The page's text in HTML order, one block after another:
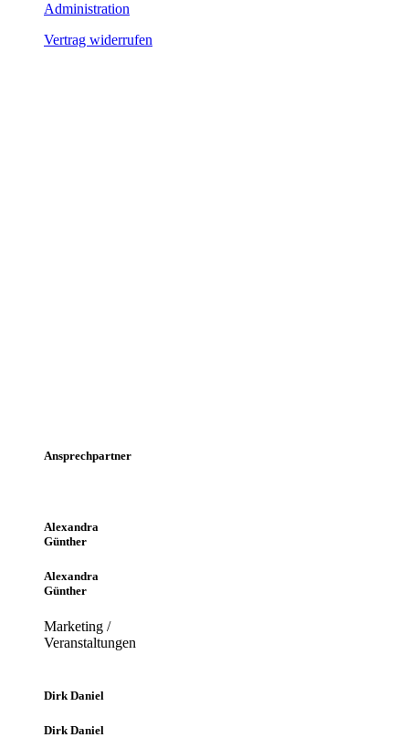
Administration
Vertrag widerrufen
Ansprechpartner
Alexandra
Günther
Alexandra
Günther
Marketing /
Veranstaltungen
Dirk Daniel
Dirk Daniel